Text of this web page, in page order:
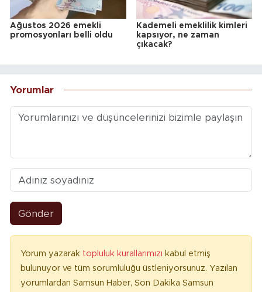
Ağustos 2026 emekli
promosyonları belli oldu
Kademeli emeklilik kimleri
kapsıyor, ne zaman
çıkacak?
Yorumlar
Gönder
Yorum yazarak topluluk kurallarımızı kabul etmiş
bulunuyor ve tüm sorumluluğu üstleniyorsunuz. Yazılan
yorumlardan Samsun Haber, Son Dakika Samsun